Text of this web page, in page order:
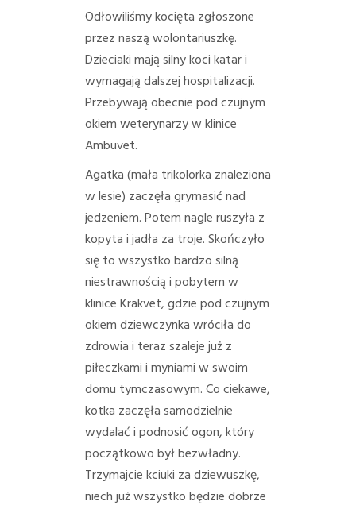
Odłowiliśmy kocięta zgłoszone
przez naszą wolontariuszkę.
Dzieciaki mają silny koci katar i
wymagają dalszej hospitalizacji.
Przebywają obecnie pod czujnym
okiem weterynarzy w klinice
Ambuvet.
Agatka (mała trikolorka znaleziona
w lesie) zaczęła grymasić nad
jedzeniem. Potem nagle ruszyła z
kopyta i jadła za troje. Skończyło
się to wszystko bardzo silną
niestrawnością i pobytem w
klinice Krakvet, gdzie pod czujnym
okiem dziewczynka wróciła do
zdrowia i teraz szaleje już z
piłeczkami i myniami w swoim
domu tymczasowym. Co ciekawe,
kotka zaczęła samodzielnie
wydalać i podnosić ogon, który
początkowo był bezwładny.
Trzymajcie kciuki za dziewuszkę,
niech już wszystko będzie dobrze